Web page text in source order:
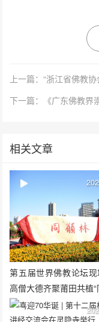
上一篇：“浙江省佛教
下一篇：《广东佛教界
相关文章
第五届世界佛教论坛
高僧大德齐聚莆田共植“